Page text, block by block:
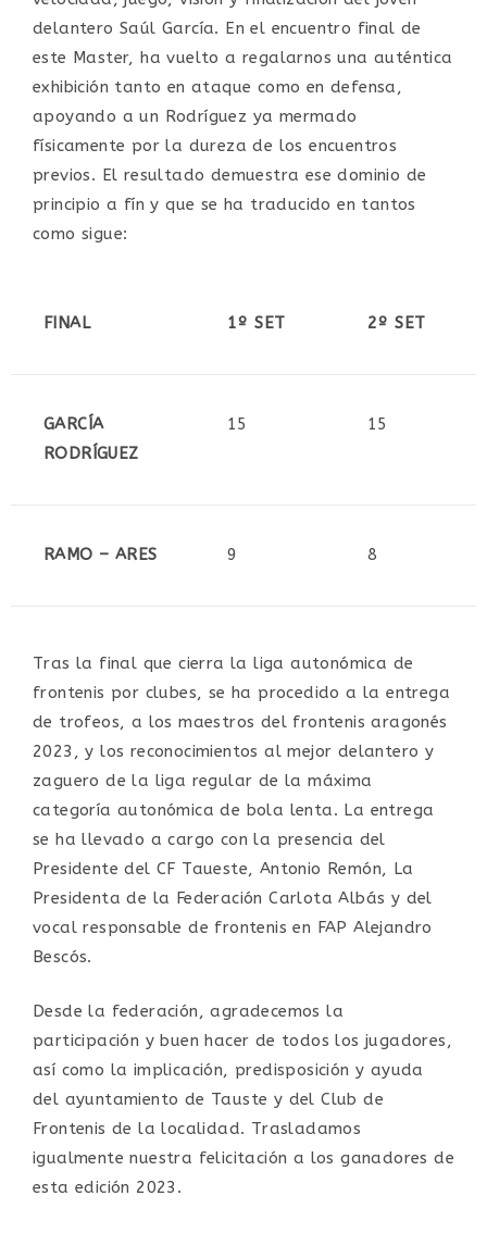
delantero Saúl García. En el encuentro final de
este Master, ha vuelto a regalarnos una auténtica
exhibición tanto en ataque como en defensa,
apoyando a un Rodríguez ya mermado
físicamente por la dureza de los encuentros
previos. El resultado demuestra ese dominio de
principio a fín y que se ha traducido en tantos
como sigue:
FINAL 1º SET 2º SET
GARCÍA
RODRÍGUEZ
15 15
RAMO – ARES 9 8
Tras la final que cierra la liga autonómica de
frontenis por clubes, se ha procedido a la entrega
de trofeos, a los maestros del frontenis aragonés
2023, y los reconocimientos al mejor delantero y
zaguero de la liga regular de la máxima
categoría autonómica de bola lenta. La entrega
se ha llevado a cargo con la presencia del
Presidente del CF Taueste, Antonio Remón, La
Presidenta de la Federación Carlota Albás y del
vocal responsable de frontenis en FAP Alejandro
Bescós.
Desde la federación, agradecemos la
participación y buen hacer de todos los jugadores,
así como la implicación, predisposición y ayuda
del ayuntamiento de Tauste y del Club de
Frontenis de la localidad. Trasladamos
igualmente nuestra felicitación a los ganadores de
esta edición 2023.